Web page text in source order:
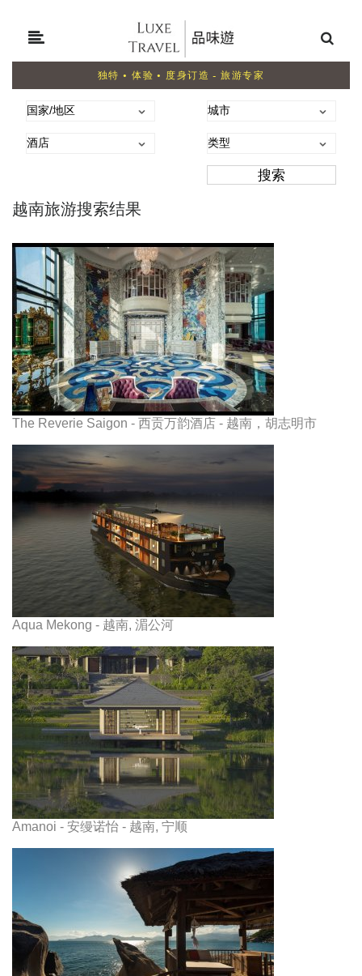
独特 • 体验 • 度身订造 - 旅游专家
越南旅游搜索结果
The Reverie Saigon - 西贡万韵酒店 - 越南，胡志明市
Aqua Mekong - 越南, 湄公河
Amanoi - 安缦诺怡 - 越南, 宁顺